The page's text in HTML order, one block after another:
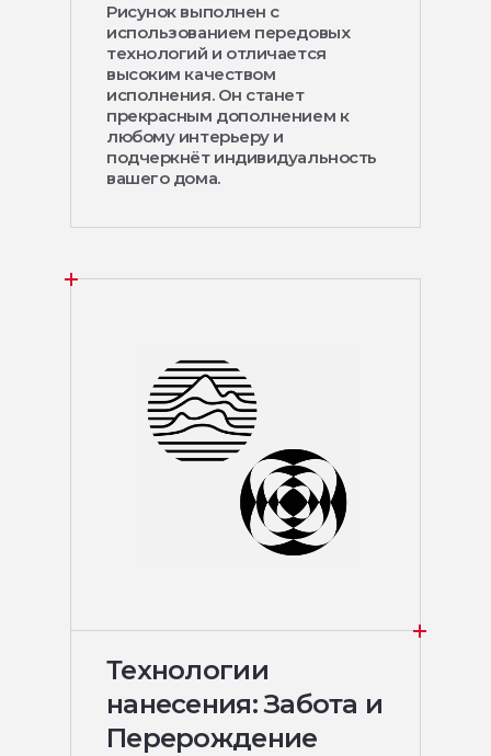
Рисунок выполнен с
использованием передовых
технологий и отличается
высоким качеством
исполнения. Он станет
прекрасным дополнением к
любому интерьеру и
подчеркнёт индивидуальность
вашего дома.
Технологии
нанесения: Забота и
Перерождение